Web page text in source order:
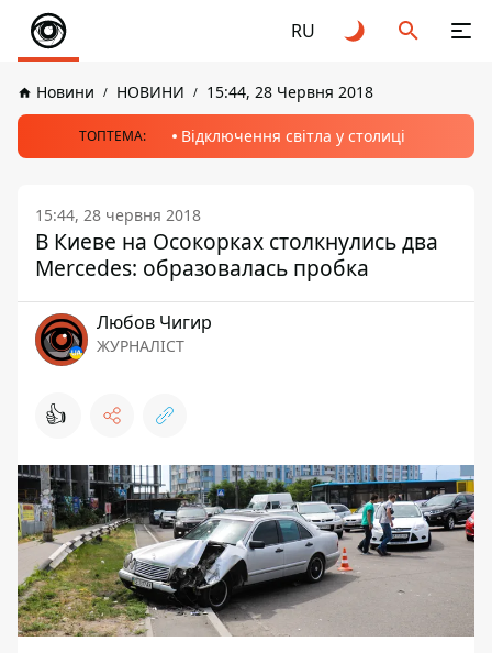
RU
Новини НОВИНИ 15:44, 28 Червня 2018
ТОПТЕМА: Відключення світла у столиці
15:44, 28 червня 2018
В Киеве на Осокорках столкнулись два
Mercedes: образовалась пробка
Любов Чигир
ЖУРНАЛІСТ
👍